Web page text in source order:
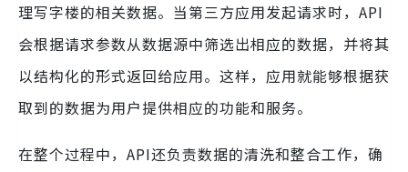
理写字楼的相关数据。当第三方应用发起请求时，API
会根据请求参数从数据源中筛选出相应的数据，并将其
以结构化的形式返回给应用。这样，应用就能够根据获
取到的数据为用户提供相应的功能和服务。
在整个过程中，API还负责数据的清洗和整合工作，确